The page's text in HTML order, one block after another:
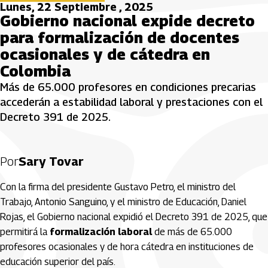
Lunes, 22 Septiembre , 2025
Gobierno nacional expide decreto
para formalización de docentes
ocasionales y de cátedra en
Colombia
Más de 65.000 profesores en condiciones precarias
accederán a estabilidad laboral y prestaciones con el
Decreto 391 de 2025.
PorSary Tovar
Con la firma del presidente Gustavo Petro, el ministro del
Trabajo, Antonio Sanguino, y el ministro de Educación, Daniel
Rojas, el Gobierno nacional expidió el Decreto 391 de 2025, que
permitirá la formalización laboralde más de 65.000
profesores ocasionales y de hora cátedra en instituciones de
educación superior del país.